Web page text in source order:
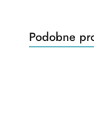
Pomiń
Produkty
o
Podobne